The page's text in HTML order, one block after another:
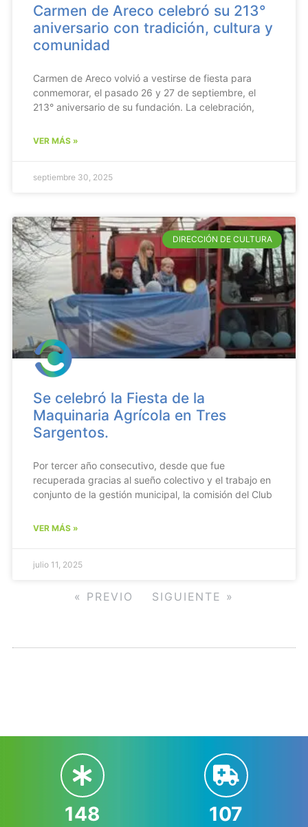
Carmen de Areco celebró su 213°
aniversario con tradición, cultura y
comunidad
Carmen de Areco volvió a vestirse de fiesta para
conmemorar, el pasado 26 y 27 de septiembre, el
213° aniversario de su fundación. La celebración,
VER MÁS »
septiembre 30, 2025
DIRECCIÓN DE CULTURA
Se celebró la Fiesta de la
Maquinaria Agrícola en Tres
Sargentos.
Por tercer año consecutivo, desde que fue
recuperada gracias al sueño colectivo y el trabajo en
conjunto de la gestión municipal, la comisión del Club
VER MÁS »
julio 11, 2025
« PREVIO SIGUIENTE »
148 107